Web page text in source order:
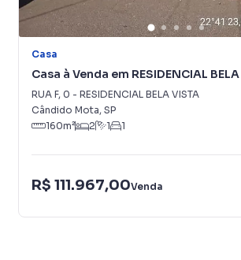
Casa
Casa à Venda em RESIDENCIAL
RUA F, 0 - RESIDENCIAL BELA VISTA
Cândido Mota, SP
160m² 2 1 1
R$ 111.967,00Venda